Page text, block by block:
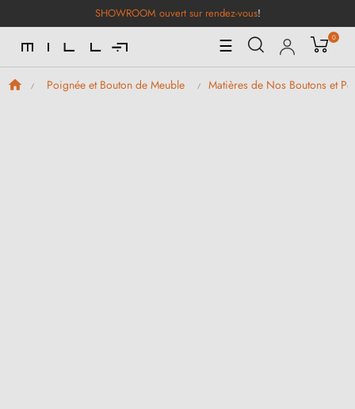
SHOWROOM ouvert sur rendez-vous!
Basculer
la
navigation
☰ 0
Poignée et Bouton de Meuble Matières de Nos Boutons et